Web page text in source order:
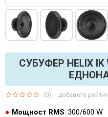
СУБУФЕР HELIX IK
Мощност RMS: 300/600 W
(0) - добавете